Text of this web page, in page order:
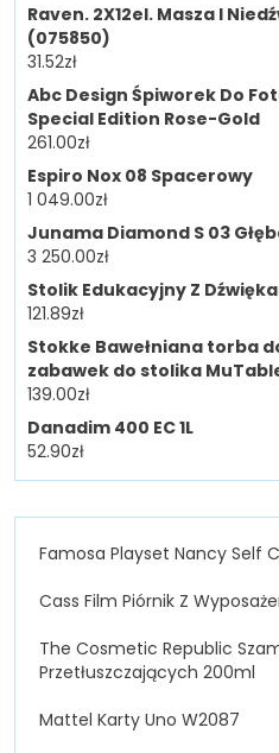
Raven. 2X12el. Masza I
(075850)
31.52zł
Abc Design Śpiworek Do
Special Edition Rose-Gold
261.00zł
Espiro Nox 08 Spacerowy
1 049.00zł
Junama Diamond S 03
3 250.00zł
Stolik Edukacyjny Z
121.89zł
Stokke Bawełniana torba
zabawek do stolika
139.00zł
Danadim 400 EC 1L
52.90zł
Famosa Playset Nancy Self
Cass Film Piórnik Z
The Cosmetic Republic
Przetłuszczających 200ml
Mattel Karty Uno W2087